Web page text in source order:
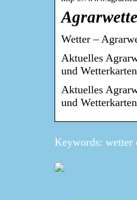
Wetter –
Aktuelles
und
Aktuelles
und Wetterkarten
Keywords: wetter